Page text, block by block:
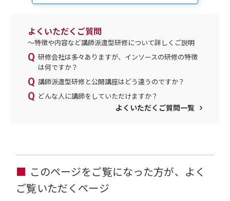
よくいただくご質問
～特徴や内容など講師派遣型研修について詳しくご説明
研修会社は多々ありますが、インソースの研修の特徴
は何ですか？
講師派遣型研修と公開講座はどう違うのですか？
どんな人に講師をしていただけますか？
よくいただくご質問一覧
このページをご覧になった方が、よく
ご覧いただくページ